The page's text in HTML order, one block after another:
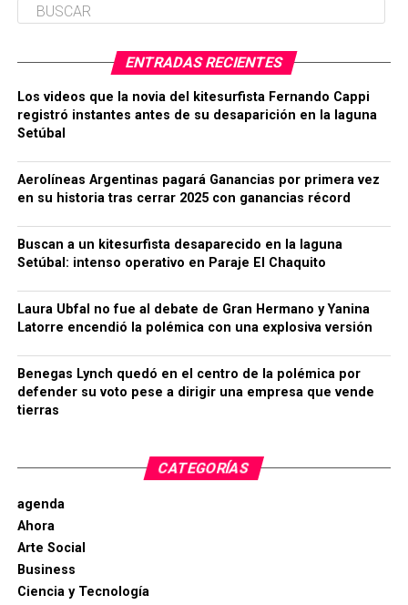
ENTRADAS RECIENTES
Los videos que la novia del kitesurfista Fernando Cappi
registró instantes antes de su desaparición en la laguna
Setúbal
Aerolíneas Argentinas pagará Ganancias por primera vez
en su historia tras cerrar 2025 con ganancias récord
Buscan a un kitesurfista desaparecido en la laguna
Setúbal: intenso operativo en Paraje El Chaquito
Laura Ubfal no fue al debate de Gran Hermano y Yanina
Latorre encendió la polémica con una explosiva versión
Benegas Lynch quedó en el centro de la polémica por
defender su voto pese a dirigir una empresa que vende
tierras
CATEGORÍAS
agenda
Ahora
Arte Social
Business
Ciencia y Tecnología